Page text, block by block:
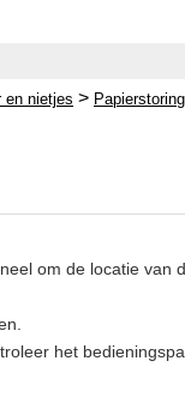
en nietjes >
om de locatie van
het